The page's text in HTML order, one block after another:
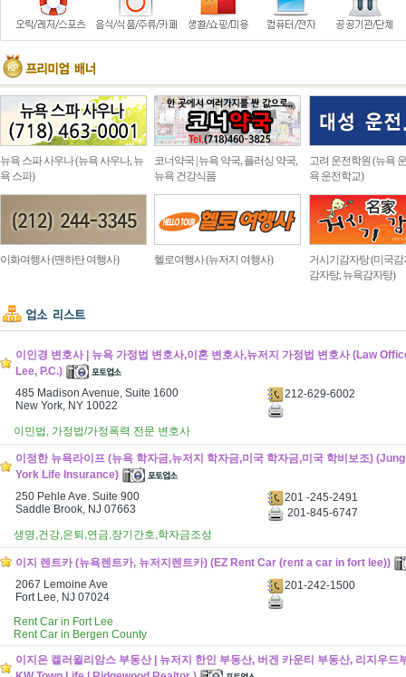
뉴욕 스파 사우나 (뉴욕 사우나, 뉴
욕 스파)
코너약국 | 뉴욕 약국, 플러싱 약국,
뉴욕 건강식품
고려 운전학원 (뉴욕
욕 운전학교)
이화여행사 (맨하탄 여행사) 헬로여행사 (뉴저지 여행사)
거시기감자탕 (미국감
감자탕, 뉴욕감자탕)
이인경 변호사 | 뉴욕 가정법 변호사,이혼 변호사,뉴저지 가정법 변호사 (Law
Lee, P.C.)
485 Madison Avenue, Suite 1600
New York, NY 10022
212-629-6002
이민법, 가정법/가정폭력 전문 변호사
이정한 뉴욕라이프 (뉴욕 학자금,뉴저지 학자금,미국 학자금,미국 학비보조)
York Life Insurance)
250 Pehle Ave. Suite 900
Saddle Brook, NJ 07663
201 -245-2491
201-845-6747
생명,건강,은퇴,연금,장기간호,학자금조성
이지 렌트카 (뉴욕렌트카, 뉴저지렌트카) (EZ Rent Car (rent a car in fort lee))
2067 Lemoine Ave
Fort Lee, NJ 07024
201-242-1500
Rent Car in Fort Lee
Rent Car in Bergen County
이지은 켈러윌리암스 부동산 | 뉴저지 한인 부동산, 버겐 카운티 부동산, 리지우드